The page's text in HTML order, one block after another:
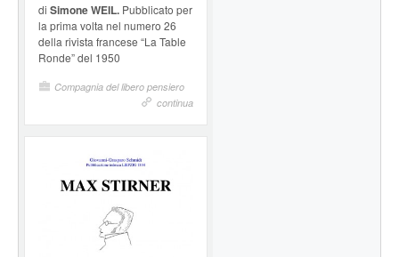
di Simone WEIL. Pubblicato per
la prima volta nel numero 26
della rivista francese “La Table
Ronde” del 1950
Compagnia del libero pensiero
continua